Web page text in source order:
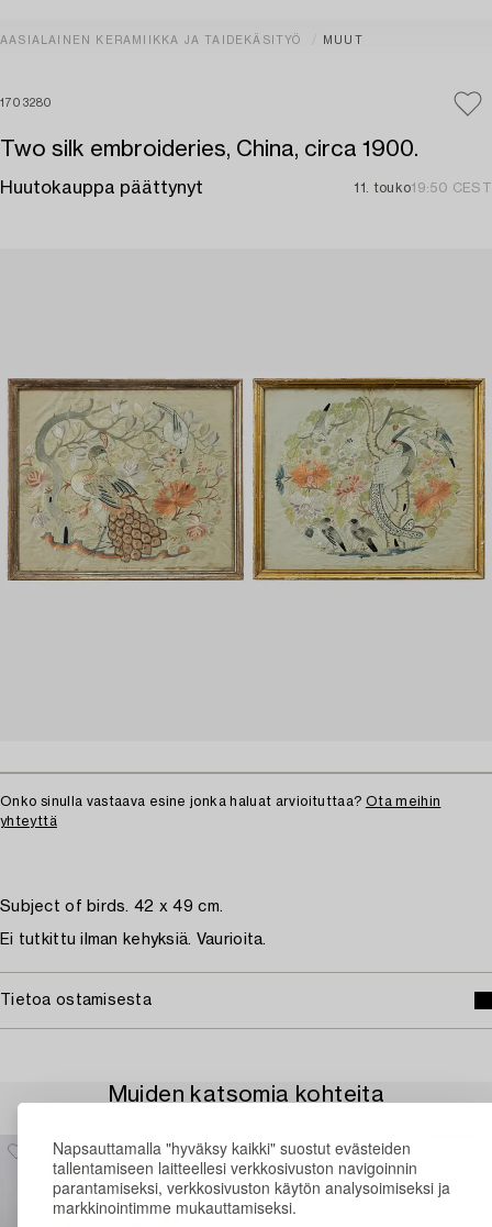
Napsauttamalla "hyväksy kaikki" suostut evästeiden
tallentamiseen laitteellesi verkkosivuston navigoinnin
parantamiseksi, verkkosivuston käytön analysoimiseksi ja
markkinointimme mukauttamiseksi.
AASIALAINEN KERAMIIKKA JA TAIDEKÄSITYÖ MUUT
1703280
Two silk embroideries, China, circa 1900.
Huutokauppa päättynyt 11. touko19:50 CEST
Onko sinulla vastaava esine jonka haluat arvioituttaa? Ota meihin
yhteyttä
Subject of birds. 42 x 49 cm.
Ei tutkittu ilman kehyksiä. Vaurioita.
Tietoa ostamisesta
Muiden katsomia kohteita